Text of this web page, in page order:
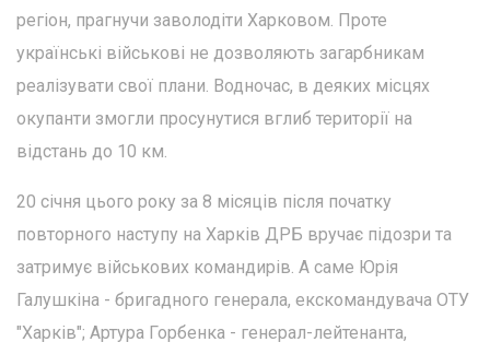
регіон, прагнучи заволодіти Харковом. Проте
українські військові не дозволяють загарбникам
реалізувати свої плани. Водночас, в деяких місцях
окупанти змогли просунутися вглиб території на
відстань до 10 км.
20 січня цього року за 8 місяців після початку
повторного наступу на Харків ДРБ вручає підозри та
затримує військових командирів. А саме Юрія
Галушкіна - бригадного генерала, екскомандувача ОТУ
"Харків"; Артура Горбенка - генерал-лейтенанта,